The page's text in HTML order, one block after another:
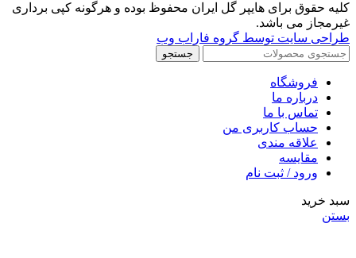
کلیه حقوق برای هایپر گل ایران محفوظ بوده و هرگونه کپی برداری
غیرمجاز می باشد.
طراحی سایت توسط گروه فاراب وب
جستجو
فروشگاه
درباره ما
تماس با ما
حساب کاربری من
علاقه مندی
مقايسه
ورود / ثبت نام
سبد خرید
بستن